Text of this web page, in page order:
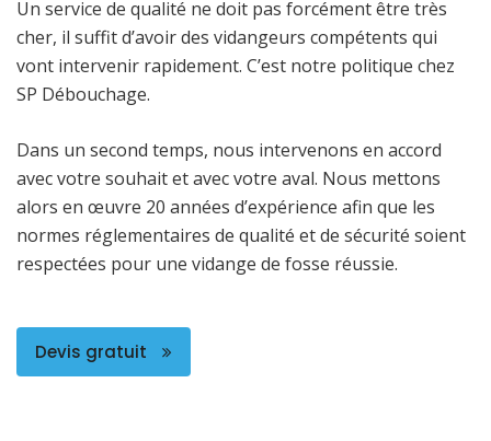
Un service de qualité ne doit pas forcément être très
cher, il suffit d’avoir des vidangeurs compétents qui
vont intervenir rapidement. C’est notre politique chez
SP Débouchage.
Dans un second temps, nous intervenons en accord
avec votre souhait et avec votre aval. Nous mettons
alors en œuvre 20 années d’expérience afin que les
normes réglementaires de qualité et de sécurité soient
respectées pour une vidange de fosse réussie.
Devis gratuit